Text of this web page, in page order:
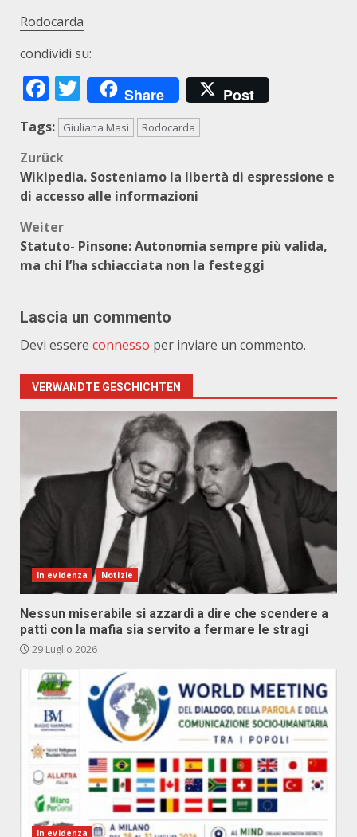
Rodocarda
condividi su:
Facebook
Twitter
Share Post
Tags: Giuliana Masi Rodocarda
Beitragsnavigation
Zurück
Wikipedia. Sosteniamo la libertà di espressione e
di accesso alle informazioni
Weiter
Statuto- Pinsone: Autonomia sempre più valida,
ma chi l’ha schiacciata non la festeggi
Lascia un commento
Devi essere connesso per inviare un commento.
VERWANDTE GESCHICHTEN
In evidenza Notizie
Nessun miserabile si azzardi a dire che scendere a
patti con la mafia sia servito a fermare le stragi
29 Luglio 2026
In evidenza